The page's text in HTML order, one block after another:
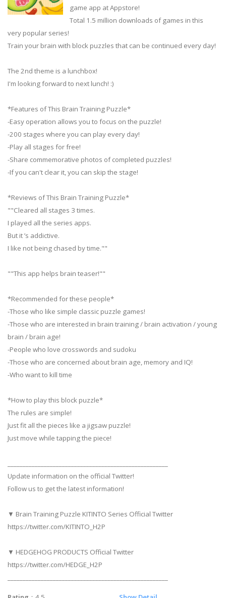
game app at Appstore!
Total 1.5 million downloads of games in this
very popular series!
Train your brain with block puzzles that can be continued every day!
The 2nd theme is a lunchbox!
I'm looking forward to next lunch! :)
*Features of This Brain Training Puzzle*
-Easy operation allows you to focus on the puzzle!
-200 stages where you can play every day!
-Play all stages for free!
-Share commemorative photos of completed puzzles!
-If you can't clear it, you can skip the stage!
*Reviews of This Brain Training Puzzle*
""Cleared all stages 3 times.
I played all the series apps.
But it ’s addictive.
I like not being chased by time.""
""This app helps brain teaser!""
*Recommended for these people*
-Those who like simple classic puzzle games!
-Those who are interested in brain training / brain activation / young
brain / brain age!
-People who love crosswords and sudoku
-Those who are concerned about brain age, memory and IQ!
-Who want to kill time
*How to play this block puzzle*
The rules are simple!
Just fit all the pieces like a jigsaw puzzle!
Just move while tapping the piece!
Update information on the official Twitter!
Follow us to get the latest information!
▼ Brain Training Puzzle KITINTO Series Official Twitter
https://twitter.com/KITINTO_H2P
▼ HEDGEHOG PRODUCTS Official Twitter
https://twitter.com/HEDGE_H2P